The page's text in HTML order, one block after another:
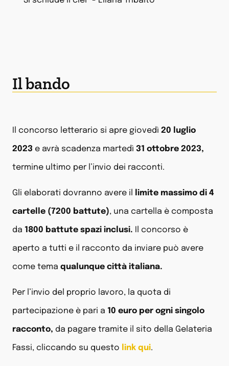
Il bando
Il concorso letterario si apre giovedì 20 luglio
2023 e avrà scadenza martedì 31 ottobre 2023,
termine ultimo per l’invio dei racconti.
Gli elaborati dovranno avere il limite massimo di 4
cartelle (7200 battute), una cartella è composta
da 1800 battute spazi inclusi. Il concorso è
aperto a tutti e il racconto da inviare può avere
come tema qualunque città italiana.
Per l’invio del proprio lavoro, la quota di
partecipazione è pari a 10 euro per ogni singolo
racconto, da pagare tramite il sito della Gelateria
Fassi, cliccando su questo link qui.